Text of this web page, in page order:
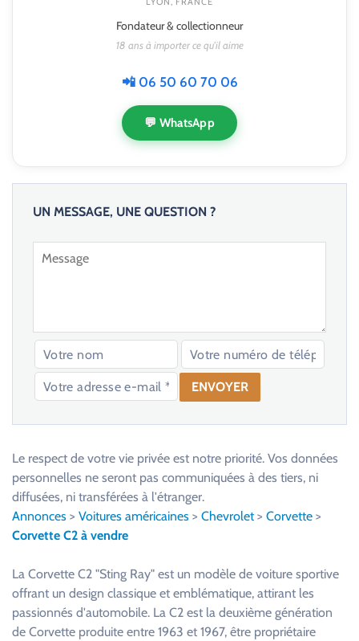
Fondateur & collectionneur
18 ans à importer ce qu'il aime
📲 06 50 60 70 06
💬 WhatsApp
UN MESSAGE, UNE QUESTION ?
l
s
Le respect de votre vie privée est notre priorité. Vos données
personnelles ne seront pas communiquées à des tiers, ni
diffusées, ni transférées à l'étranger.
Annonces > Voitures américaines > Chevrolet> Corvette >
Corvette C2 à vendre
La Corvette C2 "Sting Ray" est un modèle de voiture sportive
offrant un design classique et emblématique, attirant les
passionnés d'automobile. La C2 est la deuxième génération
de Corvette produite entre 1963 et 1967, être propriétaire